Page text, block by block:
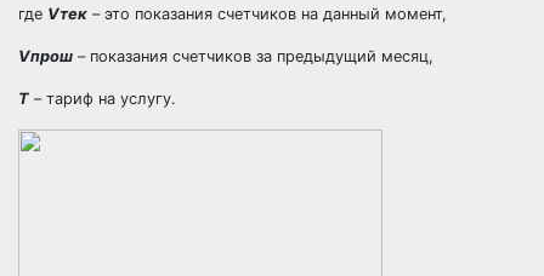
где Vтек – это показания счетчиков на данный момент,
Vпрош – показания счетчиков за предыдущий месяц,
Т – тариф на услугу.